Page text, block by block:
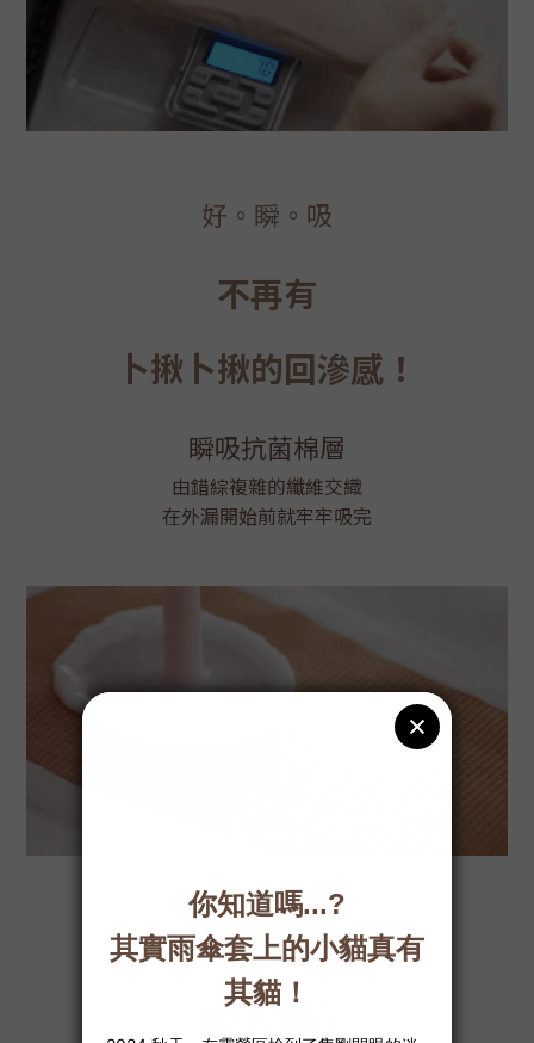
好。瞬。吸
不再有
卜揪卜揪的回滲感！
瞬吸抗菌棉層
由錯綜複雜的纖維交織
在外漏開始前就牢牢吸完
好。抗。菌
杜絕細菌